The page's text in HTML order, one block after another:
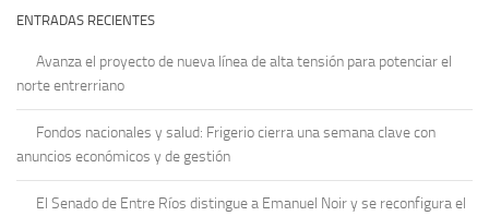
ENTRADAS RECIENTES
Avanza el proyecto de nueva línea de alta tensión para potenciar el
norte entrerriano
Fondos nacionales y salud: Frigerio cierra una semana clave con
anuncios económicos y de gestión
El Senado de Entre Ríos distingue a Emanuel Noir y se reconfigura el